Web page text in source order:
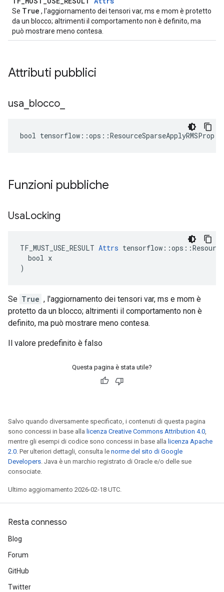
Se True , l'aggiornamento dei tensori var, ms e mom è protetto
da un blocco; altrimenti il ​​comportamento non è definito, ma
può mostrare meno contesa.
Attributi pubblici
usa blocco
bool
Funzioni pubbliche
UsaLocking
TF_MUST_USE_RESULT Attrs
  bool x
)
Se True , l'aggiornamento dei tensori var, ms e mom è
protetto da un blocco; altrimenti il ​​comportamento non è
definito, ma può mostrare meno contesa.
Il valore predefinito è falso
Questa pagina è stata utile?
Salvo quando diversamente specificato, i contenuti di questa pagina
sono concessi in base alla licenza Creative Commons Attribution 4.0,
mentre gli esempi di codice sono concessi in base alla licenza Apache
2.0. Per ulteriori dettagli, consulta le norme del sito di Google
Developers. Java è un marchio registrato di Oracle e/o delle sue
consociate.
Ultimo aggiornamento 2026-02-18 UTC.
Resta connesso
Blog
Forum
GitHub
Twitter